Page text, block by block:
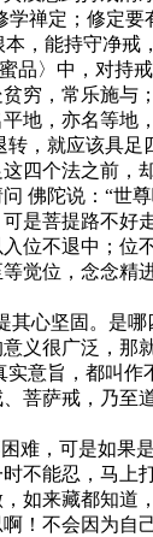
禅定；修定
，能持守净戒
〉中，对持戒
穷，常乐施
地，亦名等
，就应该具
四个法之前，
陀说：“世尊
是菩提路不
位不退中；
觉位，念念
坚固。是哪
义很广泛，
意旨，都叫
菩萨戒，乃
，可是如果
不能忍，马
如来藏都知
！不会因为